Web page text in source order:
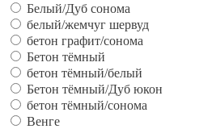
Белый/Дуб сонома
белый/жемчуг шервуд
бетон графит/сонома
Бетон тёмный
бетон тёмный/белый
Бетон тёмный/Дуб юкон
бетон тёмный/сонома
Венге